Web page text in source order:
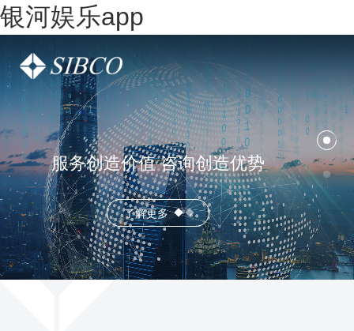
银河娱乐app
服务创造价值 咨询创造优势
了解更多